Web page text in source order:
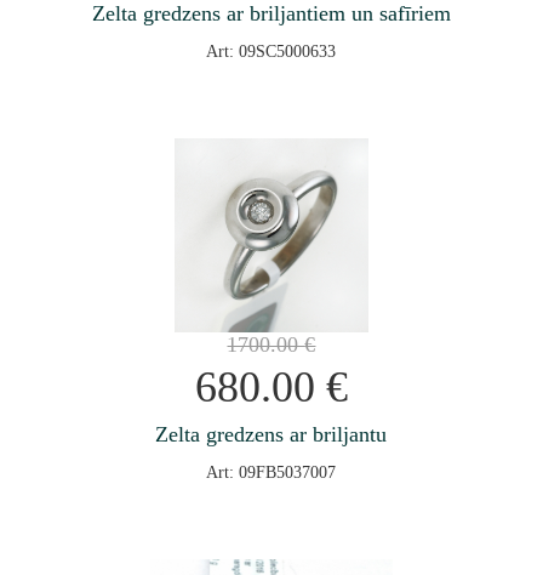
Zelta gredzens ar briljantiem un safīriem
Art: 09SC5000633
1700.00€
680.00 €
Zelta gredzens ar briljantu
Art: 09FB5037007